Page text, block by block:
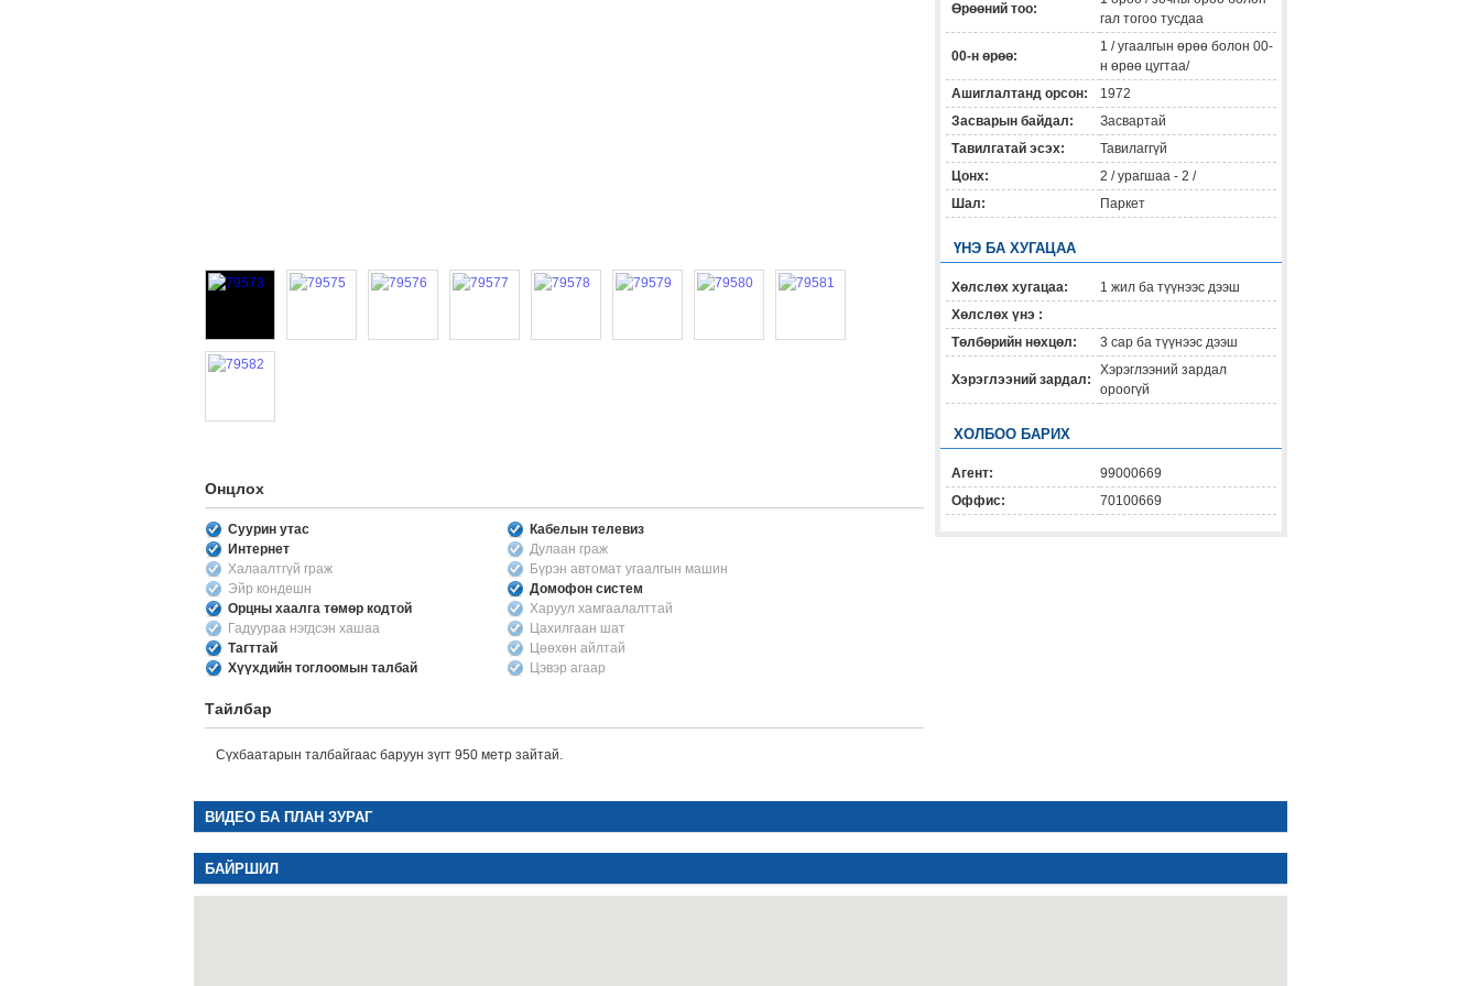
Онцлох
Суурин утас
Кабелын телевиз
Интернет
Дулаан граж
Халаалтгүй граж
Бүрэн автомат угаалгын машин
Эйр кондешн
Домофон систем
Орцны хаалга төмөр кодтой
Харуул хамгаалалттай
Гадуураа нэгдсэн хашаа
Цахилгаан шат
Тагттай
Цөөхөн айлтай
Хүүхдийн тоглоомын талбай
Цэвэр агаар
Тайлбар
Сүхбаатарын талбайгаас баруун зүгт 950 метр зайтай.
Өрөөний тоо:
гал тогоо тусдаа
00-н өрөө:
1 / угаалгын өрөө болон 00-
н өрөө цугтаа/
Ашиглалтанд орсон:
1972
Засварын байдал:
Засвартай
Тавилгатай эсэх:
Тавилаггүй
Цонх:
2 / урагшаа - 2 /
Шал:
Паркет
ҮНЭ БА ХУГАЦАА
Хөлслөх хугацаа:
1 жил ба түүнээс дээш
Хөлслөх үнэ :
Төлбөрийн нөхцөл:
3 сар ба түүнээс дээш
Хэрэглээний зардал:
Хэрэглээний зардал
ороогүй
ХОЛБОО БАРИХ
Агент:
99000669
Оффис:
70100669
ВИДЕО БА ПЛАН ЗУРАГ
БАЙРШИЛ